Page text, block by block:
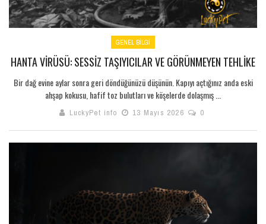
GENEL BILGI
HANTA VIRÜSÜ: SESSIZ TAŞIYICILAR VE GÖRÜNMEYEN TEHLIKE
Bir dağ evine aylar sonra geri döndüğünüzü düşünün. Kapıyı açtığınız anda eski
ahşap kokusu, hafif toz bulutları ve köşelerde dolaşmış ...
LuckyPet info 13 Mayıs 2026 0